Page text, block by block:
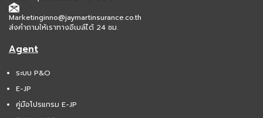
Marketinginno@jaymartinsurance.co.th
ส่งคำถามให้เราทางอีเมล์ได้ 24 ชม.
Agent
ระบบ P&O
E-JP
คู่มือโปรแกรม E-JP